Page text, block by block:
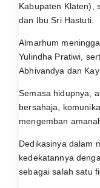
Kabupaten Klaten),
dan Ibu Sri Hastuti.
Almarhum
Yulindha Pratiwi,
Abhivandya dan
Semasa hidupnya,
bersahaja,
mengemban
Dedikasinya dalam
kedekatannya
sebagai salah satu